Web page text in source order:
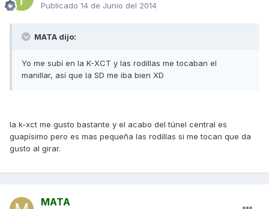
Publicado 14 de Junio del 2014
MATA dijo:
Yo me subí en la K-XCT y las rodillas me tocaban el
manillar, así que la SD me iba bien XD
la k-xct me gusto bastante y el acabo del túnel central es
guapísimo pero es mas pequeña las rodillas si me tocan que da
gusto al girar.
MATA